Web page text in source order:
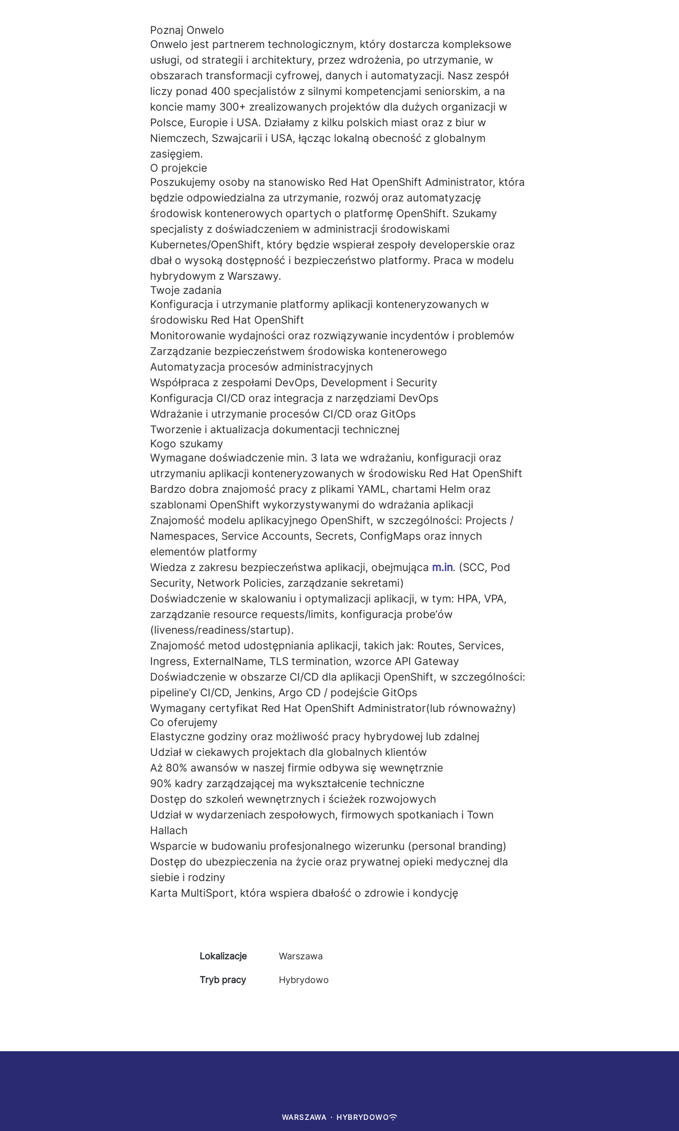
Poznaj Onwelo
Onwelo jest partnerem technologicznym, który dostarcza kompleksowe
usługi, od strategii i architektury, przez wdrożenia, po utrzymanie, w
obszarach transformacji cyfrowej, danych i automatyzacji. Nasz zespół
liczy ponad 400 specjalistów z silnymi kompetencjami seniorskim, a na
koncie mamy 300+ zrealizowanych projektów dla dużych organizacji w
Polsce, Europie i USA. Działamy z kilku polskich miast oraz z biur w
Niemczech, Szwajcarii i USA, łącząc lokalną obecność z globalnym
zasięgiem.
O projekcie
Poszukujemy osoby na stanowisko Red Hat OpenShift Administrator, która
będzie odpowiedzialna za utrzymanie, rozwój oraz automatyzację
środowisk kontenerowych opartych o platformę OpenShift. Szukamy
specjalisty z doświadczeniem w administracji środowiskami
Kubernetes/OpenShift, który będzie wspierał zespoły developerskie oraz
dbał o wysoką dostępność i bezpieczeństwo platformy. Praca w modelu
hybrydowym z Warszawy.
Twoje zadania
Konfiguracja i utrzymanie platformy aplikacji konteneryzowanych w
środowisku Red Hat OpenShift
Monitorowanie wydajności oraz rozwiązywanie incydentów i problemów
Zarządzanie bezpieczeństwem środowiska kontenerowego
Automatyzacja procesów administracyjnych
Współpraca z zespołami DevOps, Development i Security
Konfiguracja CI/CD oraz integracja z narzędziami DevOps
Wdrażanie i utrzymanie procesów CI/CD oraz GitOps
Tworzenie i aktualizacja dokumentacji technicznej
Kogo szukamy
Wymagane doświadczenie min. 3 lata we wdrażaniu, konfiguracji oraz
utrzymaniu aplikacji konteneryzowanych w środowisku Red Hat OpenShift
Bardzo dobra znajomość pracy z plikami YAML, chartami Helm oraz
szablonami OpenShift wykorzystywanymi do wdrażania aplikacji
Znajomość modelu aplikacyjnego OpenShift, w szczególności: Projects /
Namespaces, Service Accounts, Secrets, ConfigMaps oraz innych
elementów platformy
Wiedza z zakresu bezpieczeństwa aplikacji, obejmująca m.in. (SCC, Pod
Security, Network Policies, zarządzanie sekretami)
Doświadczenie w skalowaniu i optymalizacji aplikacji, w tym: HPA, VPA,
zarządzanie resource requests/limits, konfiguracja probe’ów
(liveness/readiness/startup).
Znajomość metod udostępniania aplikacji, takich jak: Routes, Services,
Ingress, ExternalName, TLS termination, wzorce API Gateway
Doświadczenie w obszarze CI/CD dla aplikacji OpenShift, w szczególności:
pipeline’y CI/CD, Jenkins, Argo CD / podejście GitOps
Wymagany certyfikat Red Hat OpenShift Administrator(lub równoważny)
Co oferujemy
Elastyczne godziny oraz możliwość pracy hybrydowej lub zdalnej
Udział w ciekawych projektach dla globalnych klientów
Aż 80% awansów w naszej firmie odbywa się wewnętrznie
90% kadry zarządzającej ma wykształcenie techniczne
Dostęp do szkoleń wewnętrznych i ścieżek rozwojowych
Udział w wydarzeniach zespołowych, firmowych spotkaniach i Town
Hallach
Wsparcie w budowaniu profesjonalnego wizerunku (personal branding)
Dostęp do ubezpieczenia na życie oraz prywatnej opieki medycznej dla
siebie i rodziny
Karta MultiSport, która wspiera dbałość o zdrowie i kondycję
Lokalizacje Warszawa
Tryb pracy Hybrydowo
WARSZAWA · HYBRYDOWO